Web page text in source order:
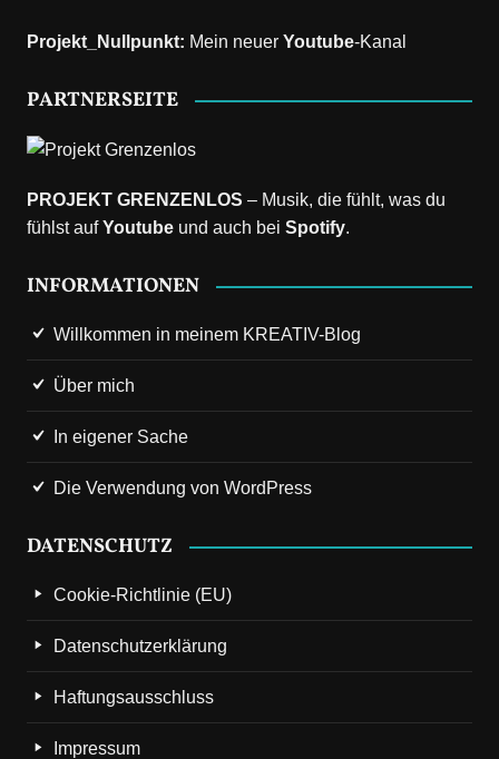
Projekt_Nullpunkt: Mein neuer Youtube-Kanal
PARTNERSEITE
PROJEKT GRENZENLOS – Musik, die fühlt, was du
fühlst aufYoutube und auch bei Spotify.
INFORMATIONEN
Willkommen in meinem KREATIV-Blog
Über mich
In eigener Sache
Die Verwendung von WordPress
DATENSCHUTZ
Cookie-Richtlinie (EU)
Datenschutzerklärung
Haftungsausschluss
Impressum